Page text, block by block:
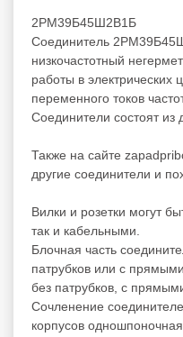
2РМ39Б45Ш2В1Б
Соединитель
низкочастотный
работы в электрических
переменного токов
Соединители состоят из
Также на сайте
другие соединители и
Вилки и розетки могут
так и кабельными.
Блочная часть
патрубков или с
без патрубков, с
Сочленение
корпусов одношпоночная.